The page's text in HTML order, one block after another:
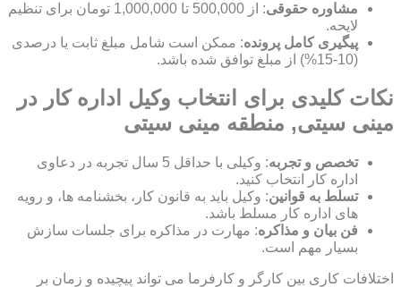
مشاوره حقوقی
: از 500,000 تا 1,000,000 تومان برای تنظیم
لایحه.
پیگیری کامل پرونده: ممکن است شامل مبلغ ثابت یا درصدی
(10-15%) از مبلغ توافق شده باشد.
نکات کلیدی برای انتخاب وکیل اداره کار در
مینی سیتی, منطقه مینی سیتی
تخصص و تجربه
: وکیلی با حداقل 5 سال تجربه در دعاوی
اداره کار انتخاب کنید.
تسلط به قوانین: وکیل باید به قانون کار، بخشنامه ها، و رویه
های اداره کار مسلط باشد.
فن بیان و مذاکره: مهارت در مذاکره برای جلسات سازش
بسیار مهم است.
اختلافات کاری بین کارگر و کارفرما می تواند پیچیده و زمان بر